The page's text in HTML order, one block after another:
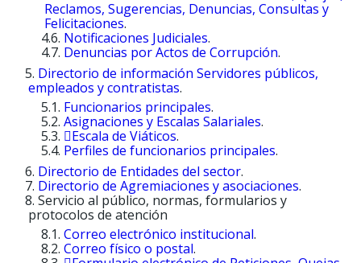
Reclamos, Sugerencias, Denuncias, Consultas y
Felicitaciones.
Notificaciones Judiciales.
Denuncias por Actos de Corrupción.
Directorio de información Servidores públicos,
empleados y contratistas.
Funcionarios principales.
Asignaciones y Escalas Salariales.
Escala de Viáticos.
Perfiles de funcionarios principales.
Directorio de Entidades del sector.
Directorio de Agremiaciones y asociaciones.
Servicio al público, normas, formularios y
protocolos de atención
Correo electrónico institucional.
Correo físico o postal.